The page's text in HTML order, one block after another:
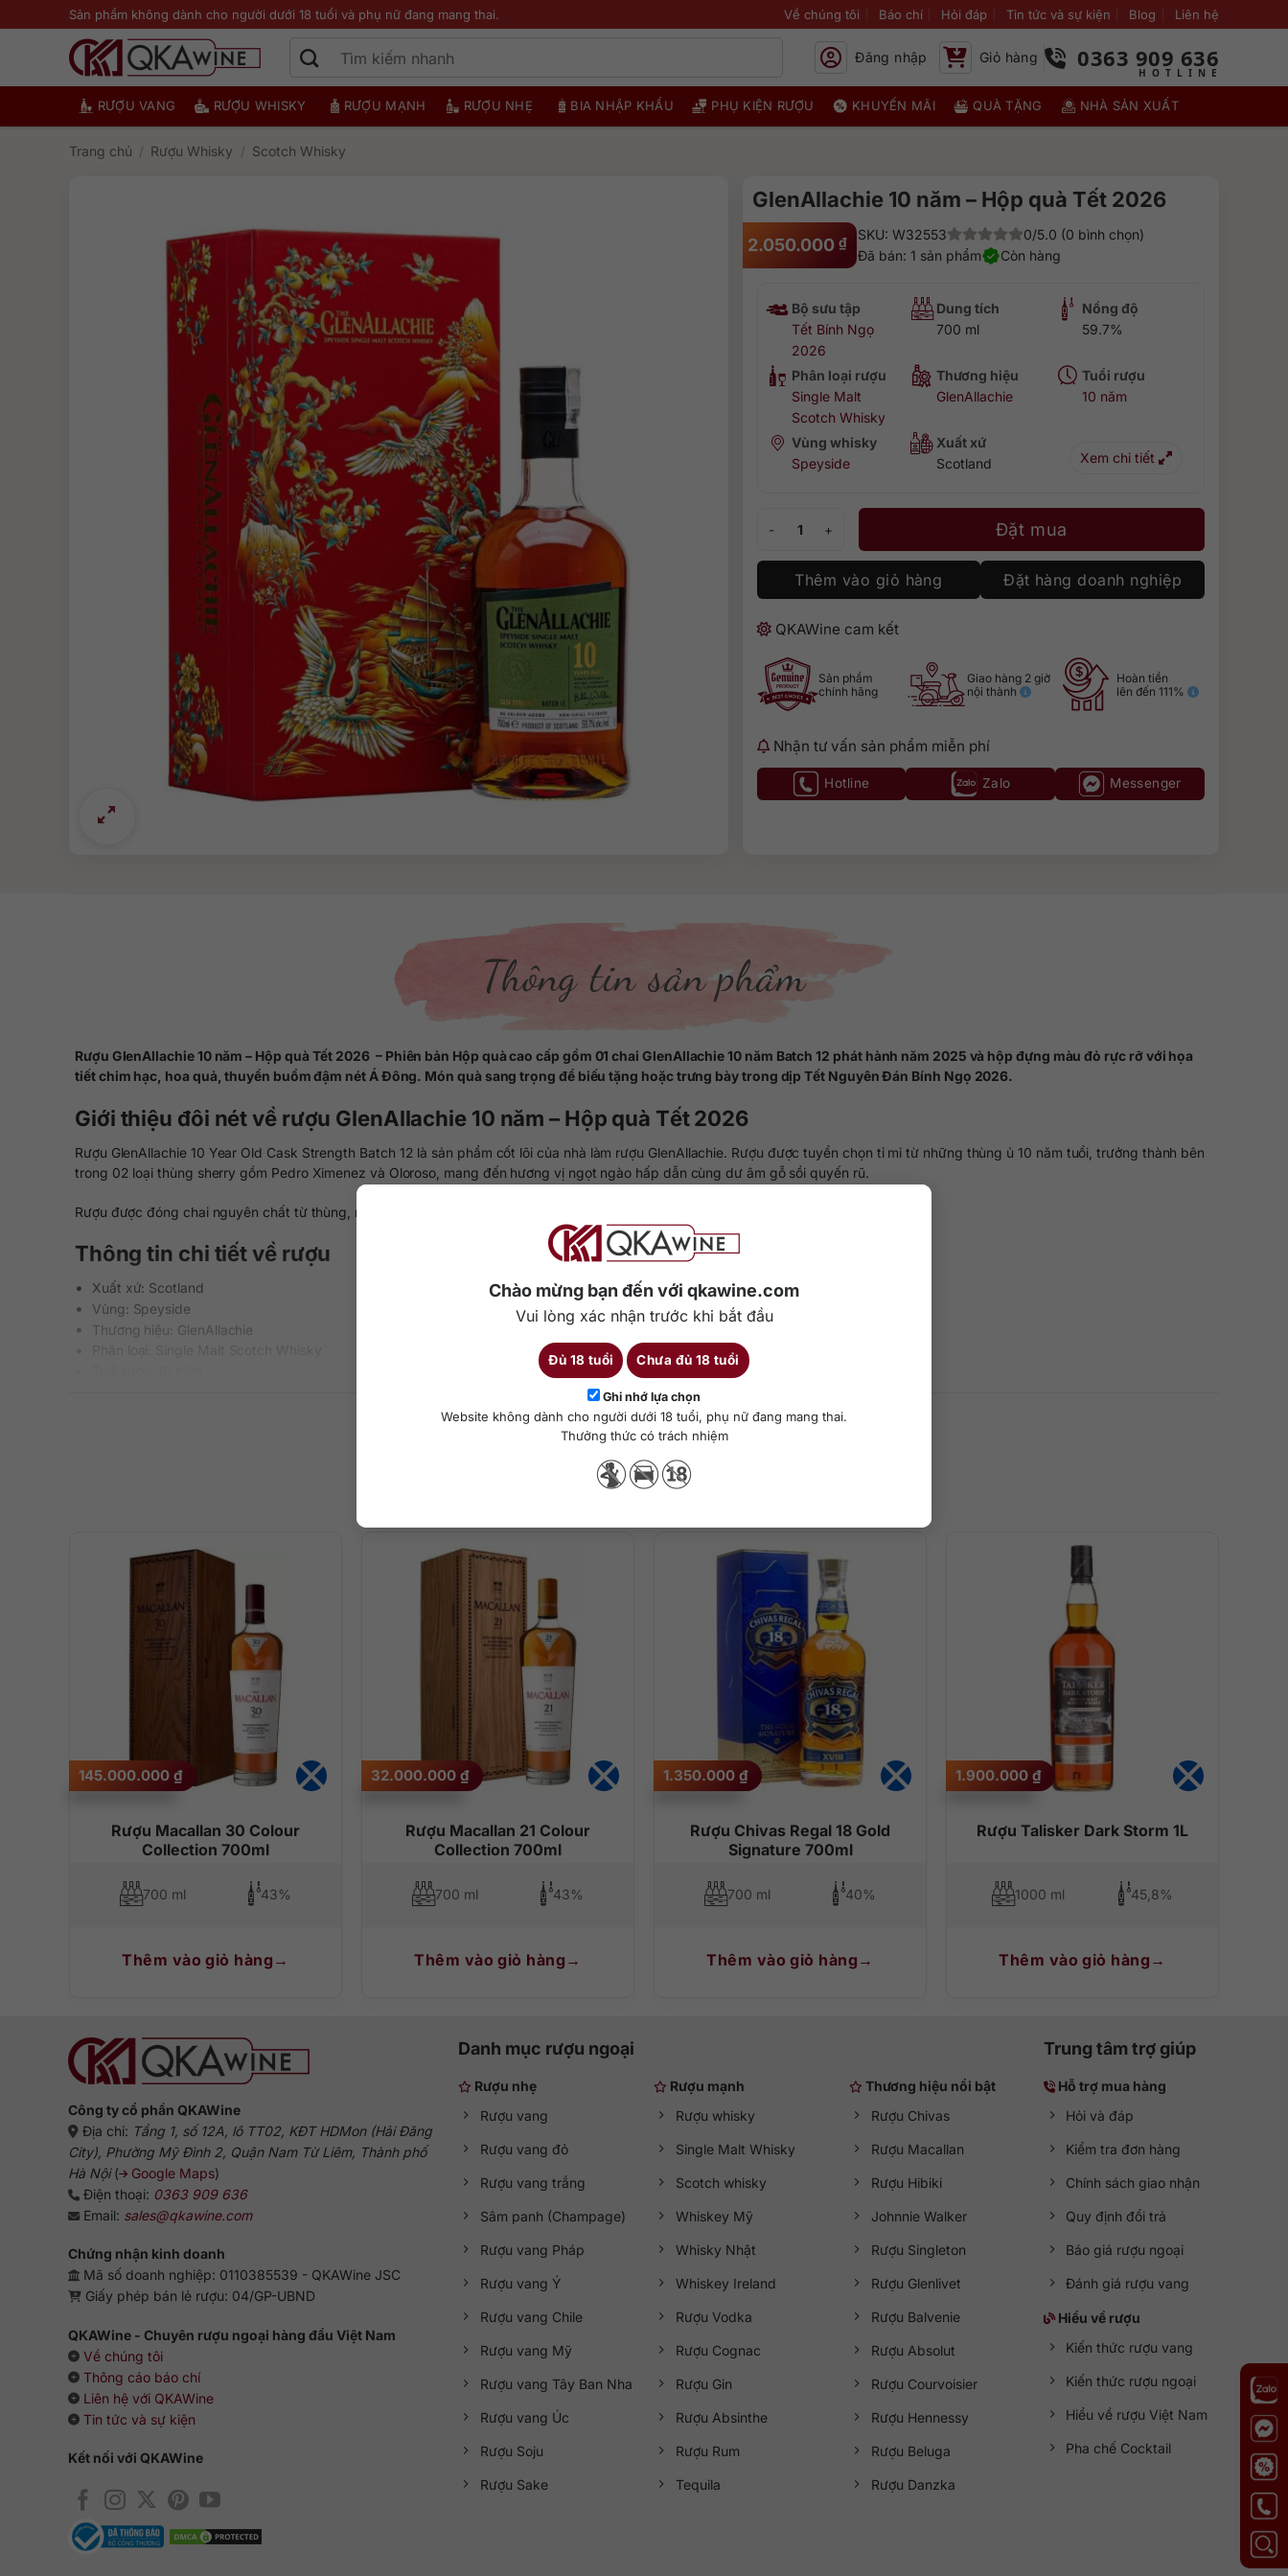
Chào mừng bạn đến với qkawine.com
Vui lòng xác nhận trước khi bắt đầu
Đủ 18 tuổi Chưa đủ 18 tuổi
Ghi nhớ lựa chọn
Website không dành cho người dưới 18 tuổi, phụ nữ đang mang thai.
Thưởng thức có trách nhiệm
qua
Sản phẩm không dành cho người dưới 18 tuổi và phụ nữ đang mang thai. Về chúng tôi Báo chí Hỏi đáp Tin tức và sự kiện Blog Liên hệ
Đăng nhập Giỏ hàng 0363 909 636
RƯỢU VANG RƯỢU WHISKY RƯỢU MẠNH RƯỢU NHẸ BIA NHẬP KHẨU PHỤ KIỆN RƯỢU KHUYẾN MÃI QUÀ TẶNG NHÀ SẢN XUẤT
Trang chủ / Rượu Whisky / Scotch Whisky
GlenAllachie 10 năm – Hộp quà Tết 2026
2.050.000 ₫ SKU: W32553
0/5.0 (0 bình chọn)
Đã bán: 1 sản phẩm
Còn hàng
Bộ sưu tập
Tết Bính Ngọ
2026
Dung tích
700 ml
Nồng độ
59.7%
Phân loại rượu
Single Malt
Scotch Whisky
Thương hiệu
GlenAllachie
Tuổi rượu
10 năm
Vùng whisky
Speyside
Xuất xứ
Scotland
Xem chi tiết
GlenAllachie 10 năm - Hộp quà Tết 2026 số lượng
Đặt mua
Thêm vào giỏ hàng Đặt hàng doanh nghiệp
QKAWine cam kết
Sản phẩm
chính hãng
Giao hàng 2 giờ
nội thành
Hoàn tiền
lên đến 111%
Nhận tư vấn sản phẩm miễn phí
Hotline Zalo Messenger
Thông tin sản phẩm
Rượu GlenAllachie 10 năm – Hộp quà Tết 2026 – Phiên bản Hộp quà cao cấp gồm 01 chai GlenAllachie 10 năm Batch 12 phát hành năm 2025 và hộp đựng màu đỏ rực rỡ với họa
tiết chim hạc, hoa quả, thuyền buồm đậm nét Á Đông. Món quà sang trọng để biếu tặng hoặc trưng bày trong dịp Tết Nguyên Đán Bính Ngọ 2026.
Giới thiệu đôi nét về rượu GlenAllachie 10 năm – Hộp quà Tết 2026
Rượu GlenAllachie 10 Year Old Cask Strength Batch 12 là sản phẩm cốt lõi của nhà làm rượu GlenAllachie. Rượu được tuyển chọn tỉ mỉ từ những thùng ủ 10 năm tuổi, trưởng thành bên
trong 02 loại thùng sherry gồm Pedro Ximenez và Oloroso, mang đến hương vị ngọt ngào hấp dẫn cùng dư âm gỗ sồi quyến rũ.
Rượu được đóng chai nguyên chất từ thùng, nồng độ rất cao lên đến 59.7%, hương vị mạnh mẽ, nồng đậm cùng gam màu đầy sức mạnh.
Thông tin chi tiết về rượu
Xuất xứ: Scotland
Vùng: Speyside
Thương hiệu: GlenAllachie
mật mía, dâu tây sấy dẻo và hương mocha. Vị rượu đầy cá tính với kẹo bơ cứng tan chảy, cherry ngâm rượu, gia vị nướng thơm lừng, tiếp nối bánh Black Forest thơm ngon, socola đen
đặc, mật mía cháy nhẹ. Kết thúc với vị quả mận chín cùng chút gỗ sồi thật sự quyến rũ khó quên.
Chi tiết
Sản phẩm tương tự
Rượu Macallan 30 Colour
Collection 700ml
145.000.000 ₫
700 ml 43%
Thêm vào giỏ hàng
Rượu Macallan 21 Colour
Collection 700ml
32.000.000 ₫
700 ml 43%
Thêm vào giỏ hàng
Rượu Chivas Regal 18 Gold
Signature 700ml
1.350.000 ₫
700 ml 40%
Thêm vào giỏ hàng
Rượu Talisker Dark Storm 1L
1.900.000 ₫
1000 ml 45,8%
Thêm vào giỏ hàng
Công ty cổ phần QKAWine
Địa chỉ: Tầng 1, số 12A, lô TT02, KĐT HDMon (Hải Đăng
City), Phường Mỹ Đình 2, Quận Nam Từ Liêm, Thành phố
Hà Nội( Google Maps)
Điện thoại: 0363 909 636
Email: sales@qkawine.com
Chứng nhận kinh doanh
Mã số doanh nghiệp: 0110385539 - QKAWine JSC
Giấy phép bán lẻ rượu: 04/GP-UBND
QKAWine - Chuyên rượu ngoại hàng đầu Việt Nam
Về chúng tôi
Thông cáo báo chí
Liên hệ với QKAWine
Tin tức và sự kiện
Kết nối với QKAWine
Danh mục rượu ngoại
Rượu nhẹ
Rượu vang
Rượu vang đỏ
Rượu vang trắng
Sâm panh (Champage)
Rượu vang Pháp
Rượu vang Ý
Rượu vang Chile
Rượu vang Mỹ
Rượu vang Tây Ban Nha
Rượu vang Úc
Rượu Soju
Rượu Sake
Rượu mạnh
Rượu whisky
Single Malt Whisky
Scotch whisky
Whiskey Mỹ
Whisky Nhật
Whiskey Ireland
Rượu Vodka
Rượu Cognac
Rượu Gin
Rượu Absinthe
Rượu Rum
Tequila
Thương hiệu nổi bật
Rượu Chivas
Rượu Macallan
Rượu Hibiki
Johnnie Walker
Rượu Singleton
Rượu Glenlivet
Rượu Balvenie
Rượu Absolut
Rượu Courvoisier
Rượu Hennessy
Rượu Beluga
Rượu Danzka
Trung tâm trợ giúp
Hỗ trợ mua hàng
Hỏi và đáp
Kiểm tra đơn hàng
Chính sách giao nhận
Quy định đổi trả
Báo giá rượu ngoại
Đánh giá rượu vang
Hiểu về rượu
Kiến thức rượu vang
Kiến thức rượu ngoại
Hiểu về rượu Việt Nam
Pha chế Cocktail